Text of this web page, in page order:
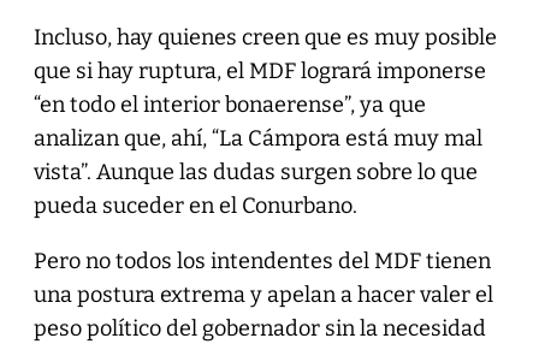
Incluso, hay quienes creen que es muy posible
que si hay ruptura, el MDF logrará imponerse
“en todo el interior bonaerense”, ya que
analizan que, ahí, “La Cámpora está muy mal
vista”. Aunque las dudas surgen sobre lo que
pueda suceder en el Conurbano.
Pero no todos los intendentes del MDF tienen
una postura extrema y apelan a hacer valer el
peso político del gobernador sin la necesidad